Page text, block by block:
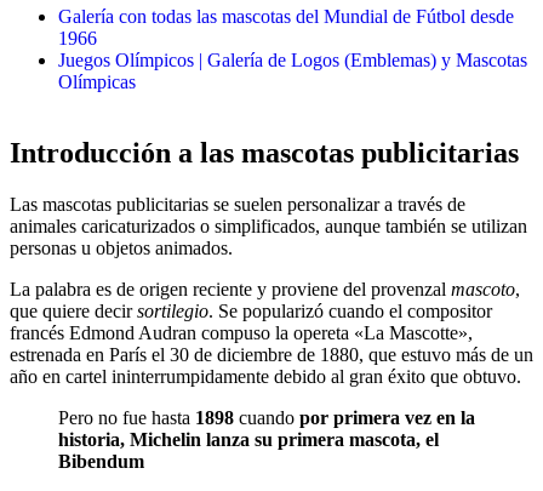
Galería con todas las mascotas del Mundial de Fútbol desde
1966
Juegos Olímpicos | Galería de Logos (Emblemas) y Mascotas
Olímpicas
Introducción a las mascotas publicitarias
Las mascotas publicitarias se suelen personalizar a través de
animales caricaturizados o simplificados, aunque también se utilizan
personas u objetos animados.
La palabra es de origen reciente y proviene del provenzal mascoto,
que quiere decirsortilegio. Se popularizó cuando el compositor
francés Edmond Audran compuso la opereta «La Mascotte»,
estrenada en París el 30 de diciembre de 1880, que estuvo más de un
año en cartel ininterrumpidamente debido al gran éxito que obtuvo.
Pero no fue hasta 1898 cuando por primera vez en la
historia, Michelin lanza su primera mascota, el
Bibendum